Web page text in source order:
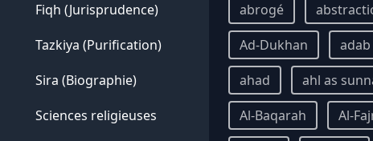
Fiqh (Jurisprudence)
Tazkiya (Purification)
Sira (Biographie)
Sciences religieuses
abrogé
Ad-Dukhan
adab
ahad
ahl as
Al-Baqarah
Al-